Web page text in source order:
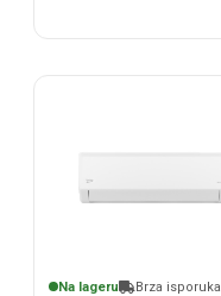
Na lageru Brza isporuka